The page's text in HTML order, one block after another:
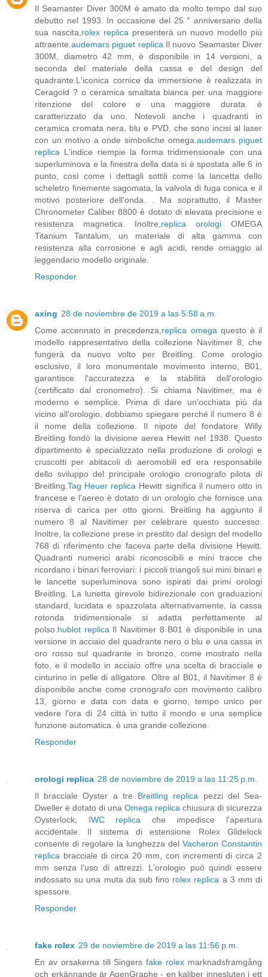
Il Seamaster Diver 300M è amato da molto tempo dal suo
debutto nel 1993. In occasione del 25 ° anniversario della
sua nascita,rolex replica presenterà un nuovo modello più
attraente.audemars piguet replicaIl nuovo Seamaster Diver
300M, diametro 42 mm, è disponibile in 14 versioni, a
seconda del materiale della cassa e del design del
quadrante.L'iconica cornice da immersione è realizzata in
Ceragold ? o ceramica smaltata bianca per una maggiore
ritenzione del colore e una maggiore durata. è
caratterizzato da uno. Notevoli anche i quadranti in
ceramica cromata nera, blu e PVD, che sono incisi al laser
con un motivo a onde simboliche omega.audemars piguet
replica L'indice riempie la forma tridimensionale con una
superluminova e la finestra della data si è spostata alle 6 in
punto, così come i dettagli sottili come la lancetta dello
scheletro finemente sagomata, la valvola di fuga conica e il
motivo posteriore dell'onda. . Ma soprattutto, il Master
Chronometer Caliber 8800 è dotato di elevata precisione e
resistenza magnetica. Inoltre,replica orologi OMEGA
Titanium Tantalum, un materiale di alta gamma con
resistenza alla corrosione e agli acidi, rende omaggio al
leggendario modello originale.
Responder
axing 28 de noviembre de 2019 a las 5:58 a.m.
Come accennato in precedenza,replica omegaquesto è il
modello rappresentativo della collezione Navitimer 8, che
fungerà da nuovo volto per Breitling. Come orologio
esclusivo, il loro monumentale movimento interno, B01,
garantisce l'accuratezza e la stabilità dell'orologio
(certificato dal cronometro). Si chiama Navitimer, ma è
moderno e semplice. Prima di dare un'occhiata più da
vicino all'orologio, dobbiamo spiegare perché il numero 8 è
il nome della collezione. Il nipote del fondatore Willy
Breitling fondò la divisione aerea Hewitt nel 1938. Questo
dipartimento è specializzato nella produzione di orologi e
cruscotti per abitacoli di aeromobili ed era responsabile
dello sviluppo del principale orologio cronografo pilota di
Breitling.Tag Heuer replica Hewitt significa il numero otto in
francese e l'aereo è dotato di un orologio che fornisce una
riserva di carica per otto giorni. Breitling ha aggiunto il
numero 8 al Navitimer per celebrare questo successo.
Inoltre, la collezione prese in prestito dal design del modello
768 di riferimento che faceva parte della divisione Hewitt.
Quadranti numerici arabi riconoscibili e mini tracce che
ricordano i binari ferroviari: i piccoli triangoli sui mini binari e
le lancette superluminova sono ispirati dai primi orologi
Breitling. La lunetta girevole bidirezionale con graduazioni
standard, lucidata e spazzolata alternativamente, la cassa
rotonda tridimensionale si adatta perfettamente al
polso.hublot replicaIl Navitimer 8 B01 è disponibile in una
versione in acciaio del quadrante nero o blu e una cassa in
oro rosso sul quadrante in bronzo, come mostrato nella
foto, e il modello in acciaio offre una scelta di bracciale e
cinturino in pelle di alligatore. Oltre al B01, il Navitimer 8 è
disponibile anche come cronografo con movimento calibro
13, giorno e data con data e giorno, tempo unico per
vedere l'ora di 24 città in tutto il mondo e una semplice
funzione automatica. è una grande collezione.
Responder
orologi replica 28 de noviembre de 2019 a las 11:25 p.m.
Il bracciale Oyster a tre Breitling replica pezzi del Sea-
Dweller è dotato di una Omega replica chiusura di sicurezza
Oysterlock, IWC replica che impedisce l'apertura
accidentale. Il sistema di estensione Rolex Glidelock
consente di regolare la lunghezza del Vacheron Constantin
replica bracciale di circa 20 mm, con incrementi di circa 2
mm senza l'uso di attrezzi. L'orologio può quindi essere
indossato su una muta da sub fino rolex replica a 3 mm di
spessore.
Responder
fake rolex 29 de noviembre de 2019 a las 11:56 p.m.
En av orsakerna till Singersfake rolex marknadsframgång
och erkännande är AgenGraphe - en kaliber innesluten i ett